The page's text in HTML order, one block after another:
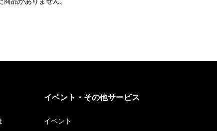
イベント・その他サービス
イベント